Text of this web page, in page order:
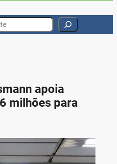
apoia
milhões para